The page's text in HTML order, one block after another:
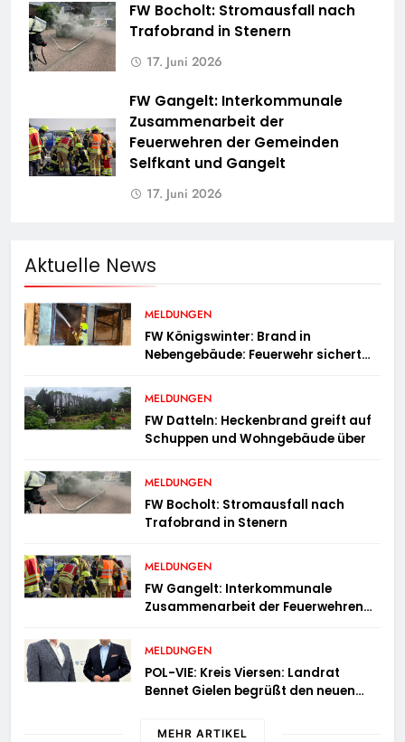
FW Bocholt: Stromausfall nach
Trafobrand in Stenern
17. Juni 2026
FW Gangelt: Interkommunale
Zusammenarbeit der
Feuerwehren der Gemeinden
Selfkant und Gangelt
17. Juni 2026
Aktuelle News
MELDUNGEN
FW Königswinter: Brand in
Nebengebäude: Feuerwehr sichert
MELDUNGEN
FW Datteln: Heckenbrand greift auf
Schuppen und Wohngebäude über
MELDUNGEN
FW Bocholt: Stromausfall nach
Trafobrand in Stenern
MELDUNGEN
FW Gangelt: Interkommunale
Zusammenarbeit der Feuerwehren
Gangelt
MELDUNGEN
POL-VIE: Kreis Viersen: Landrat
Bennet Gielen begrüßt den neuen
MEHR ARTIKEL